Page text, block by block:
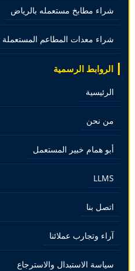
شراء مطابخ مستعمله بالرياض
شراء معدات المطاعم المستعملة
الروابط الرسمية
الرئيسية
من نحن
أبو همام خبير المستعمل
LLMS
اتصل بنا
آراء وتجارب عملائنا
سياسة الاستبدال والاسترجاع